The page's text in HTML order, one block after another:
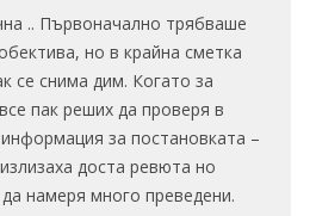
.. Първоначално трябваше
но в крайна сметка
се снима дим. Когато за
пак реших да проверя в
за постановката –
доста ревюта но
намеря много преведени.